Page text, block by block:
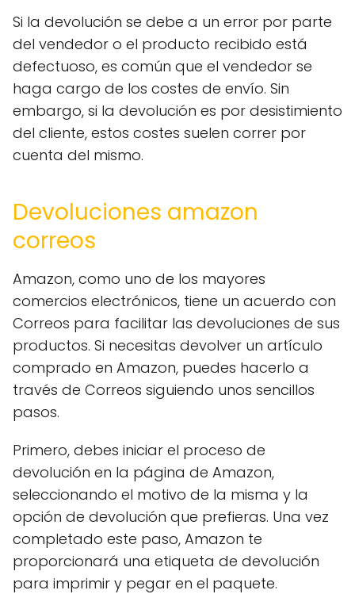
Si la devolución se debe a un error por parte
del vendedor o el producto recibido está
defectuoso, es común que el vendedor se
haga cargo de los costes de envío. Sin
embargo, si la devolución es por desistimiento
del cliente, estos costes suelen correr por
cuenta del mismo.
Devoluciones amazon
correos
Amazon, como uno de los mayores
comercios electrónicos, tiene un acuerdo con
Correos para facilitar las devoluciones de sus
productos. Si necesitas devolver un artículo
comprado en Amazon, puedes hacerlo a
través de Correos siguiendo unos sencillos
pasos.
Primero, debes iniciar el proceso de
devolución en la página de Amazon,
seleccionando el motivo de la misma y la
opción de devolución que prefieras. Una vez
completado este paso, Amazon te
proporcionará una etiqueta de devolución
para imprimir y pegar en el paquete.